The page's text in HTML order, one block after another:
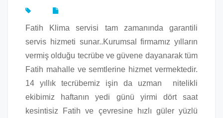
Fatih Klima servisi tam zamanında garantili
servis hizmeti sunar..Kurumsal firmamız yılların
vermiş olduğu tecrübe ve güvene dayanarak tüm
Fatih mahalle ve semtlerine hizmet vermektedir.
14 yıllık tecrübemiz işin da uzman nitelikli
ekibimiz haftanın yedi günü yirmi dört saat
kesintisiz Fatih ve çevresine hızlı güler yüzlü